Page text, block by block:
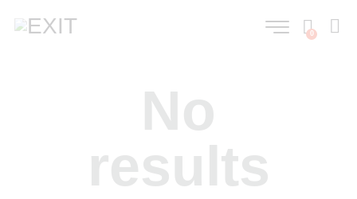
0
No
results